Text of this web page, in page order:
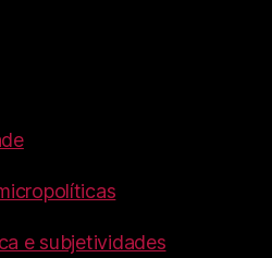
e subjetividades